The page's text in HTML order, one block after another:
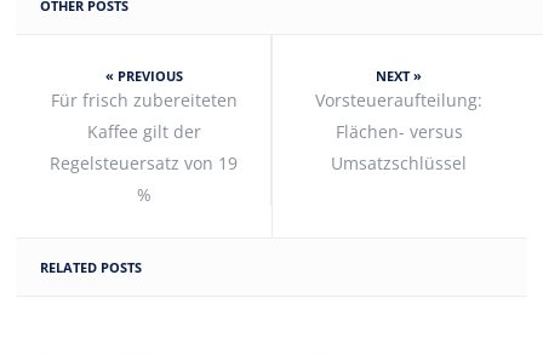
OTHER POSTS
« PREVIOUS
Für frisch zubereiteten
Kaffee gilt der
Regelsteuersatz von 19
%
NEXT »
Vorsteueraufteilung:
Flächen- versus
Umsatzschlüssel
RELATED POSTS